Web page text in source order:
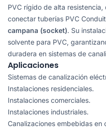
PVC rígido de alta
conectar tuberías PVC
campana (socket). Su
solvente para PVC,
duradera en sistemas de
Aplicaciones
Sistemas de canalización
Instalaciones residenciales.
Instalaciones comerciales.
Instalaciones industriales.
Canalizaciones embebidas en